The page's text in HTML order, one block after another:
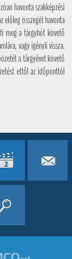
havonta szakképzési
előleg összegét havonta
meg a tárgyhót követő
vagy igényli vissza.
a tárgyévet követő
ettől az időponttól